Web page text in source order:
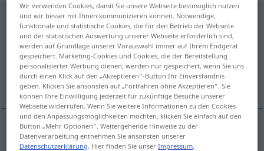
vonlaus
Übersicht aller Übersetzungen
(Für mehr Details die Übersetzung anklicken/antippen)
ohne Hoffnung, hoffnungslos
ohneHoffnung,hoffnungslos vonlaus
Wir verwenden Cookies, damit Sie unsere Webseite bestmöglich nutzen
und wir besser mit Ihnen kommunizieren können. Notwendige,
funktionale und statistische Cookies, die für den Betrieb der Webseite
und der statistischen Auswertung unserer Webseite erforderlich sind,
werden auf Grundlage unserer Vorauswahl immer auf Ihrem Endgerät
gespeichert. Marketing-Cookies und Cookies, die der Bereitstellung
personalisierter Werbung dienen, werden nur gespeichert, wenn Sie uns
durch einen Klick auf den „Akzeptieren“-Button Ihr Einverständnis
geben. Klicken Sie ansonsten auf „Fortfahren ohne Akzeptieren“. Sie
können Ihre Einwilligung jederzeit für zukünftige Besuche unserer
Webseite widerrufen. Wenn Sie weitere Informationen zu den Cookies
und den Anpassungsmöglichkeiten möchten, klicken Sie einfach auf den
Button „Mehr Optionen“. Weitergehende Hinweise zu der
Datenverarbeitung entnehmen Sie ansonsten unserer
Datenschutzerklärung. Hier finden Sie unserImpressum.